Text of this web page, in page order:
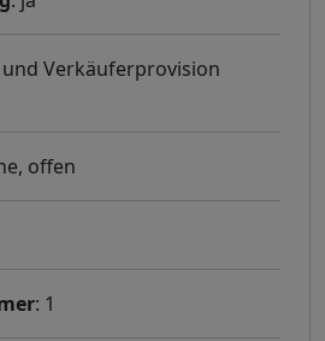
und Verkäuferprovision
offen
: 1